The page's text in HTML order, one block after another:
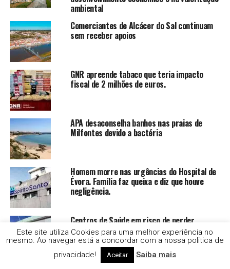
ambiental
Comerciantes de Alcácer do Sal continuam
sem receber apoios
GNR apreende tabaco que teria impacto
fiscal de 2 milhões de euros.
APA desaconselha banhos nas praias de
Milfontes devido a bactéria
Homem morre nas urgências do Hospital de
Évora. Família faz queixa e diz que houve
negligência.
Centros de Saúde em risco de perder
financiamento do PRR
Este site utiliza Cookies para uma melhor experiência no
mesmo. Ao navegar está a concordar com a nossa politica de
privacidade!
Aceitar Saiba mais